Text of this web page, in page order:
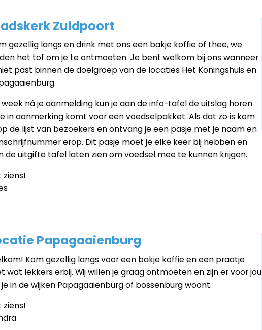
Zuidpoort
gezellig langs en drink met ons een bakje koffie of thee, we
het tof om je te ontmoeten. Je bent welkom bij ons wanneer
past binnen de doelgroep van de locaties Het Koningshuis en
ná je aanmelding kun je aan de info-tafel de uitslag horen
in aanmerking komt voor een voedselpakket. Als dat zo is kom
de lijst van bezoekers en ontvang je een pasje met je naam en
erop. Dit pasje moet je elke keer bij hebben en
de uitgifte tafel laten zien om voedsel mee te kunnen krijgen.
ziens!
Papagaaienburg​
Kom gezellig langs voor een bakje koffie en een praatje
wat lekkers erbij. Wij willen je graag ontmoeten en zijn er voor jou
in de wijken Papagaaienburg of bossenburg woont.
ziens!